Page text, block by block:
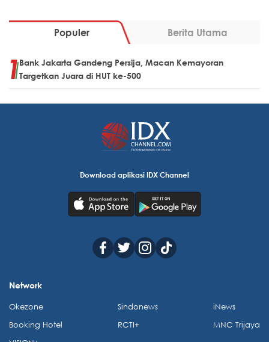
Populer Berita Utama
Bank Jakarta Gandeng Persija, Macan Kemayoran
Targetkan Juara di HUT ke-500
Download aplikasi IDX Channel
Network
Okezone
Booking Hotel
Sindonews
RCTI+
iNews
MNC Trijaya